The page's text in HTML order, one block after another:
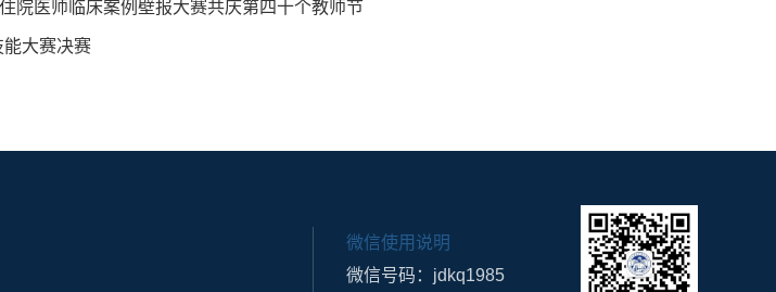
院医师临床案例壁报大赛共庆第四十个教师节
能大赛决赛
微信使用说明
微信号码：jdkq1985